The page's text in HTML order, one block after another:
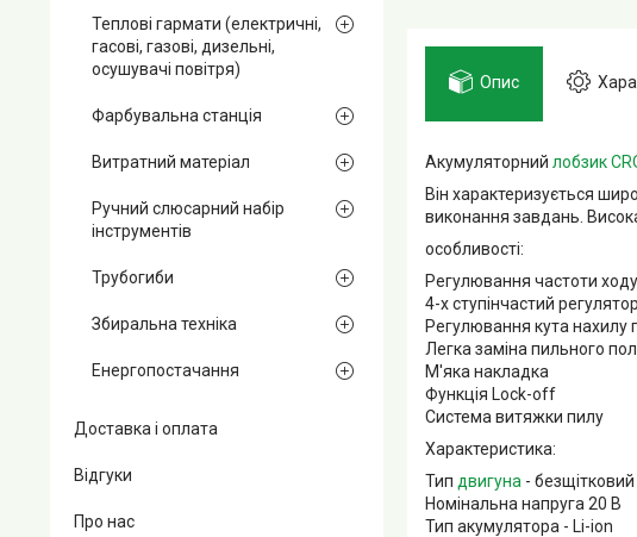
Опис
Акумуляторний лобзик
Він характеризується
виконання завдань.
особливості:
Регулювання частоти ходу
4-х ступінчастий регулятор
Регулювання кута нахилу
Легка заміна пильного
М'яка накладка
Функція Lock-off
Система витяжки пилу
Характеристика:
Тип двигуна - безщітковий
Номінальна напруга 20 В
Тип акумулятора - Li-ion
Теплові гармати (електричні,
гасові, газові, дизельні,
осушувачі повітря)
Фарбувальна станція
Витратний матеріал
Ручний слюсарний набір
інструментів
Трубогиби
Збиральна техніка
Енергопостачання
Доставка і оплата
Відгуки
Про нас